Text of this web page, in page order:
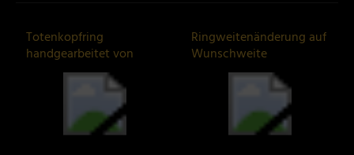
Totenkopfring
handgearbeitet von
Customringz
Ringweitenänderung auf
Wunschweite